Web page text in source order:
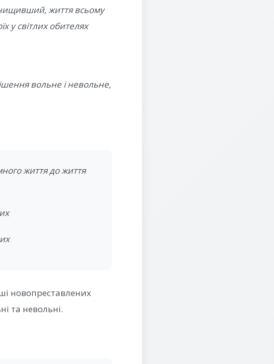
життя всьому
у світлих обителях
вольне і невольне,
життя до життя
новопреставлених
та невольні.